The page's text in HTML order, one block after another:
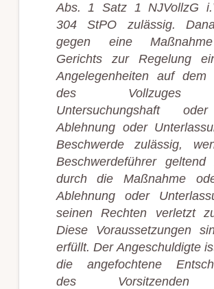
Abs. 1 Satz 1 NJVollzG
304 StPO zulässig.
gegen eine
Gerichts zur Regelung
Angelegenheiten auf dem
des Vollzuges
Untersuchungshaft
Ablehnung oder
Beschwerde zulässig,
Beschwerdeführer geltend
durch die Maßnahme
Ablehnung oder
seinen Rechten verletzt
Diese Voraussetzungen
erfüllt. Der Angeschuldigte
die angefochtene
des